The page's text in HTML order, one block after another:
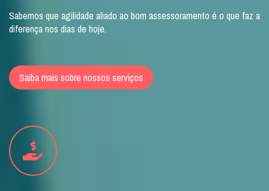
Sabemos que agilidade aliado ao bom assessoramento é o que faz a
diferença nos dias de hoje.
Saiba mais sobre nossos serviços